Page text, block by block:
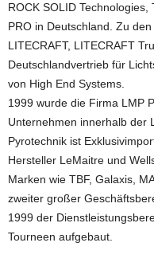
ROCK SOLID
PRO in Deutschland. Zu
LITECRAFT, LITECRAFT
Deutschlandvertrieb für
von High End Systems.
1999 wurde die Firma LMP
Unternehmen innerhalb der
Pyrotechnik ist
Hersteller LeMaitre und
Marken wie TBF, Galaxis,
zweiter großer
1999 der
Tourneen aufgebaut.